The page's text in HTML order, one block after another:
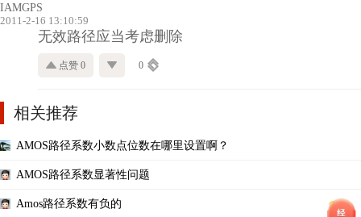
IAMGPS
2011-2-16 13:10:59
无效路径应当考虑删除
点赞 0 0
相关推荐
AMOS路径系数小数点位数在哪里设置啊？
AMOS路径系数显著性问题
Amos路径系数有负的